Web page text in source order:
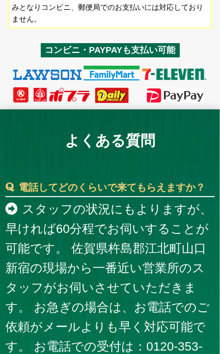
みとなりコンビニ、郵便局でのお支払いには対応しており
ません。
コンビニ・PAYPAYも支払い可能
よくある質問
電話してどのくらいで来てもらえますか？
スタッフの状況にもよりますが、
早ければ60分程でお伺いすることが
可能です。 佐賀県杵島郡江北町山口
新宿の現場から一番近い営業所のス
タッフがお伺いさせていただきま
す。 お急ぎの場合は、お電話でのご
依頼がメールよりも早く対応可能で
す。 お電話での受付は：0120-353-